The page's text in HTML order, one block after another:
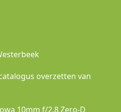
overzetten van
10mm f/2.8 Zero-D